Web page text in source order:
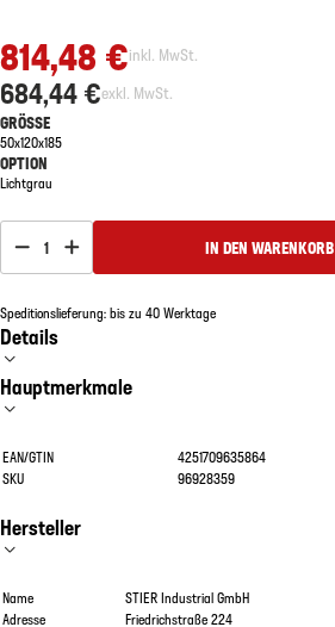
814,48 €inkl. MwSt.
684,44 €exkl. MwSt.
GRÖSSE
50x120x185
OPTION
Lichtgrau
1 IN DEN WARENKORB
Speditionslieferung: bis zu 40 Werktage
Details
Hauptmerkmale
EAN/GTIN
4251709635864
SKU
96928359
Hersteller
Name
STIER Industrial GmbH
Adresse
Friedrichstraße 224